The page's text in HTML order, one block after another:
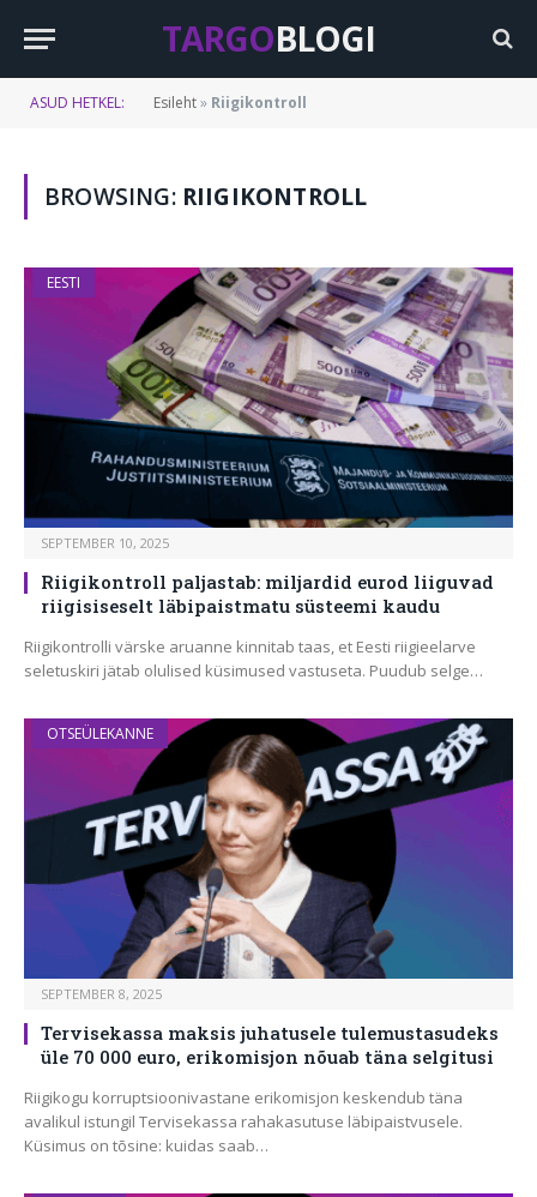
TARGOBLOGI
ASUD HETKEL: Esileht» Riigikontroll
BROWSING: RIIGIKONTROLL
EESTI
SEPTEMBER 10, 2025
Riigikontroll paljastab: miljardid eurod liiguvad
riigisiseselt läbipaistmatu süsteemi kaudu
Riigikontrolli värske aruanne kinnitab taas, et Eesti riigieelarve
seletuskiri jätab olulised küsimused vastuseta. Puudub selge…
OTSEÜLEKANNE
SEPTEMBER 8, 2025
Tervisekassa maksis juhatusele tulemustasudeks
üle 70 000 euro, erikomisjon nõuab täna selgitusi
Riigikogu korruptsioonivastane erikomisjon keskendub täna
avalikul istungil Tervisekassa rahakasutuse läbipaistvusele.
Küsimus on tõsine: kuidas saab…